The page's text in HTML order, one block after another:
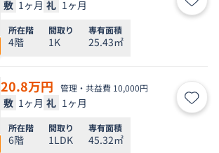
敷 1ヶ月 礼 1ヶ月 お気
所在階
4階
間取り
1K
専有面積
25.43㎡
20.8万円 管理・共益費 10,000円
敷 1ヶ月 礼 1ヶ月 お気
所在階
6階
間取り
1LDK
専有面積
45.32㎡